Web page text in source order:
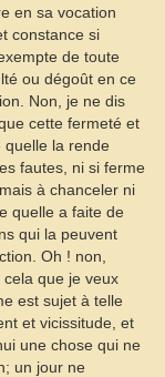
en sa vocation
constance si
de toute
ou dégoût en ce
Non, je ne dis
cette fermeté et
la rende
fautes, ni si ferme
à chanceler ni
quelle a faite de
qui la peuvent
Oh ! non,
cela que je veux
est sujet à telle
et vicissitude, et
une chose qui ne
un jour ne